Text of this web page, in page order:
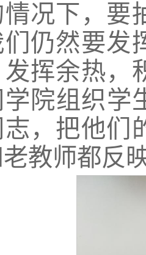
况下，要
仍然要发
发挥余热，
学院组织学
，把他们
老教师都反